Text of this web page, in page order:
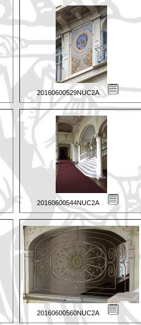
20160600529NUC2A
20160600544NUC2A
20160600560NUC2A